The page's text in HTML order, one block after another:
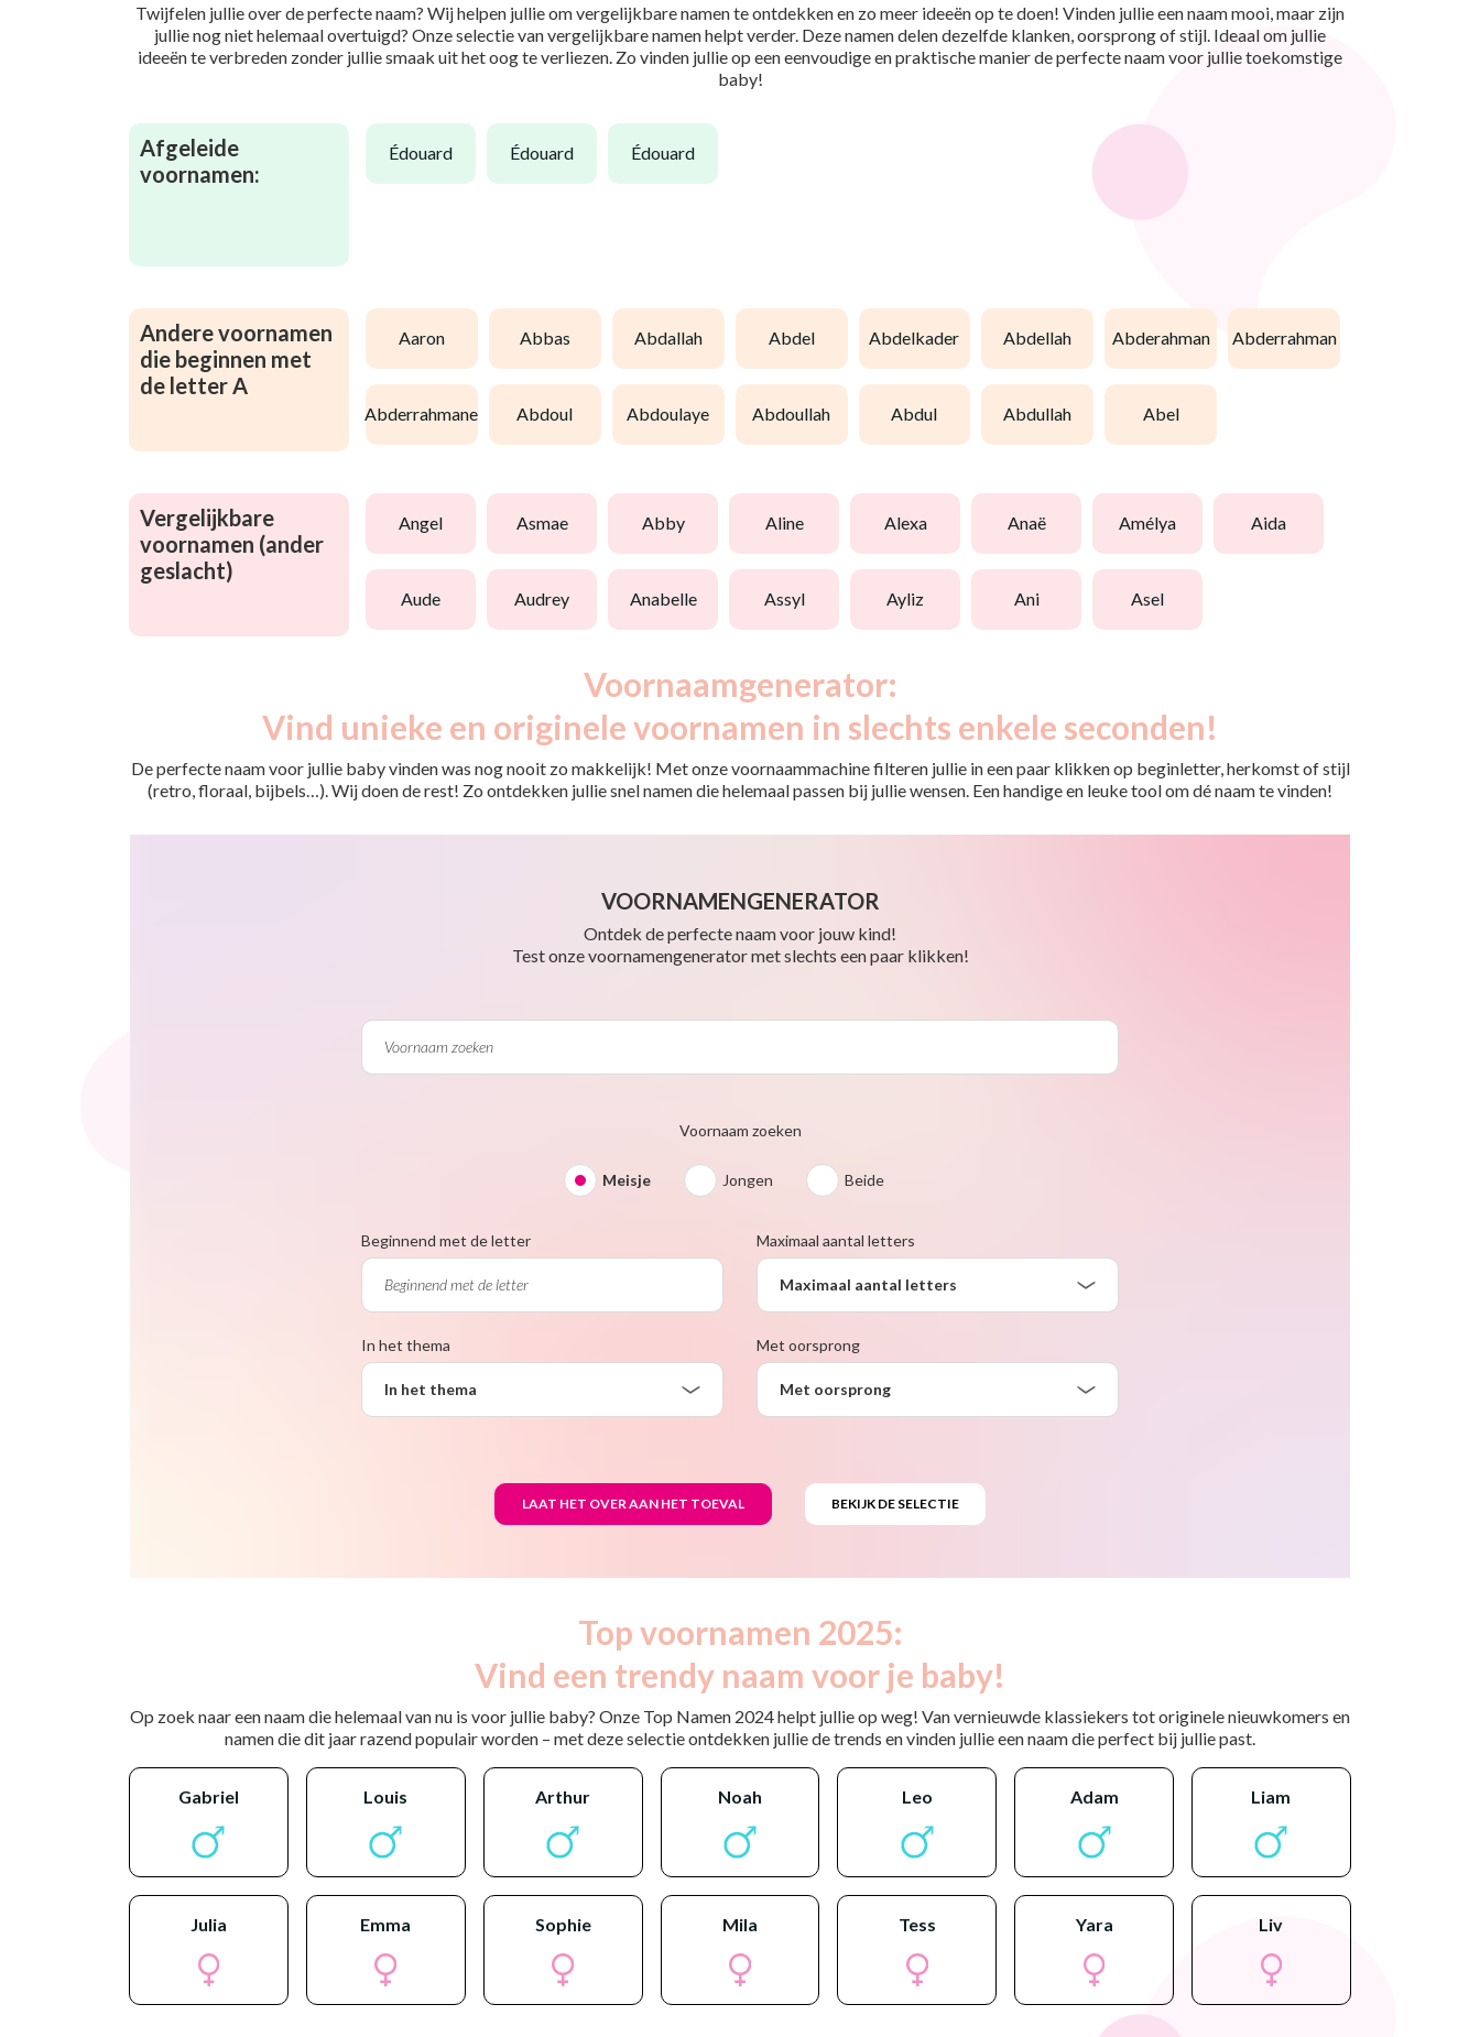
Twijfelen jullie over de perfecte naam? Wij helpen jullie om vergelijkbare namen te ontdekken en zo meer ideeën op te doen! Vinden jullie een naam mooi, maar zijn
jullie nog niet helemaal overtuigd? Onze selectie van vergelijkbare namen helpt verder. Deze namen delen dezelfde klanken, oorsprong of stijl. Ideaal om jullie
ideeën te verbreden zonder jullie smaak uit het oog te verliezen. Zo vinden jullie op een eenvoudige en praktische manier de perfecte naam voor jullie toekomstige
baby!
Afgeleide
voornamen:
édouard édouard édouard
Andere voornamen
die beginnen met
de letter A
aaron abbas abdallah abdel abdelkader abdellah abderahman abderrahman
abderrahmane abdoul abdoulaye abdoullah abdul abdullah abel
Vergelijkbare
voornamen (ander
geslacht)
angel asmae abby aline alexa anaë amélya aida
aude audrey anabelle assyl ayliz ani asel
Voornaamgenerator:
Vind unieke en originele voornamen in slechts enkele seconden!
De perfecte naam voor jullie baby vinden was nog nooit zo makkelijk! Met onze voornaammachine filteren jullie in een paar klikken op beginletter, herkomst of stijl
(retro, floraal, bijbels…). Wij doen de rest! Zo ontdekken jullie snel namen die helemaal passen bij jullie wensen. Een handige en leuke tool om dé naam te vinden!
VOORNAMENGENERATOR
Ontdek de perfecte naam voor jouw kind!
Test onze voornamengenerator met slechts een paar klikken!
Voornaam zoeken
Meisje Jongen Beide
Beginnend met de letter Maximaal aantal letters
Maximaal aantal letters
In het thema
In het thema
Met oorsprong
Met oorsprong
Top voornamen 2025:
Vind een trendy naam voor je baby!
Op zoek naar een naam die helemaal van nu is voor jullie baby? Onze Top Namen 2024 helpt jullie op weg! Van vernieuwde klassiekers tot originele nieuwkomers en
namen die dit jaar razend populair worden – met deze selectie ontdekken jullie de trends en vinden jullie een naam die perfect bij jullie past.
gabriel louis arthur noah leo adam liam
julia emma sophie mila tess yara liv